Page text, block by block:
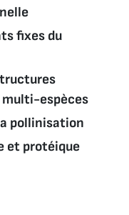
fixes du
multi-espèces
pollinisation
et protéique